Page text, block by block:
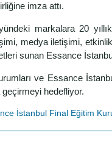
imza attı.
markalara 20
medya iletişimi,
sunan Essance
ve Essance
hedefliyor.
İstanbul Final Eğitim